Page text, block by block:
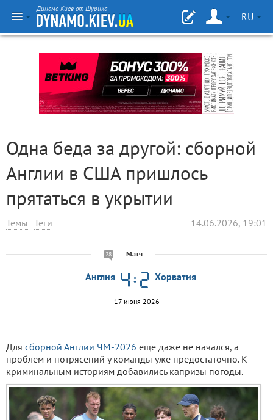
Динамо Киев от Шурика
RU
Одна беда за другой: сборной
Англии в США пришлось
прятаться в укрытии
Темы Теги 14.06.2026, 19:01
28 Матч
Англия Хорватия
17 июня 2026
Для сборной Англии ЧМ-2026 еще даже не начался, а
проблем и потрясений у команды уже предостаточно. К
криминальным историям добавились капризы погоды.